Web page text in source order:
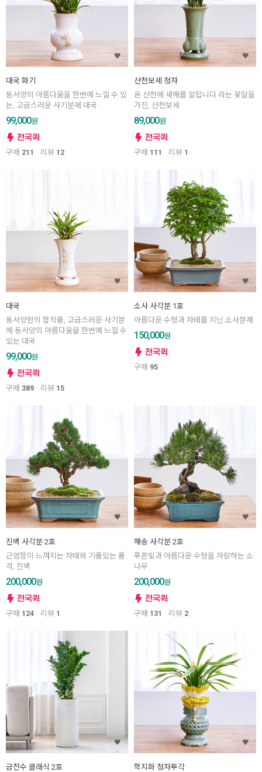
대국 화기
동서양의 아름다움을 한번에 느낄 수 있
는, 고급스러운 사기분에 대국
99,000원
구매 211 리뷰 12
산천보세 청자
온 산천에 새해를 알립니다 라는 꽃말을
가진, 산천보세
89,000원
구매 111 리뷰 1
대국
동서양란의 합작품, 고급스러운 사기분
에 동서양의 아름다움을 한번에 느낄 수
있는 대국
99,000원
구매 389 리뷰 15
소사 사각분 1호
아름다운 수형과 자태를 지닌 소사분재
150,000원
구매 95
진백 사각분 2호
근엄함이 느껴지는 자태와 기품있는 품
격, 진백
200,000원
구매 124 리뷰 1
해송 사각분 2호
푸른빛과 아름다운 수형을 자랑하는 소
나무
200,000원
구매 131 리뷰 2
금전수 클래식 2호
학지화 청자투각